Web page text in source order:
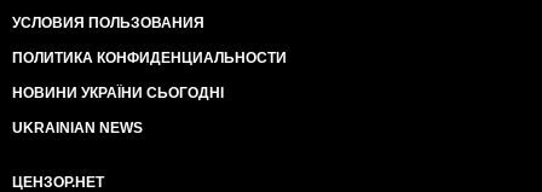
УСЛОВИЯ ПОЛЬЗОВАНИЯ
ПОЛИТИКА КОНФИДЕНЦИАЛЬНОСТИ
НОВИНИ УКРАЇНИ СЬОГОДНІ
UKRAINIAN NEWS
ЦЕНЗОР.НЕТ